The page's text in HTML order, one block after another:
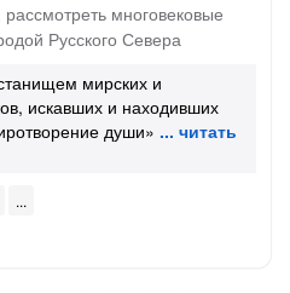
многовековые
Русского Севера
мирских и
искавших и находивших
души»